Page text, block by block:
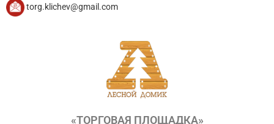
torg.klichev@gmail.com
«ТОРГОВАЯ ПЛОЩАДКА»